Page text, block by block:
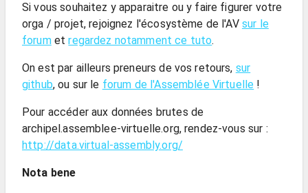
Si vous souhaitez y apparaitre ou y faire figurer votre
orga / projet, rejoignez l'écosystème de l'AV sur le
forumetregardez notamment ce tuto.
On est par ailleurs preneurs de vos retours, sur
github, ou sur le forum de l'Assemblée Virtuelle !
Pour accéder aux données brutes de
archipel.assemblee-virtuelle.org, rendez-vous sur :
http://data.virtual-assembly.org/
Nota bene